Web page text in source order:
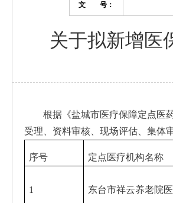
文 号：
关于拟新增医
根据《盐城市医疗保障定点医
受理、资料审核、现场评估、集体
序号 定点医疗机构名称
1 东台市祥云养老院